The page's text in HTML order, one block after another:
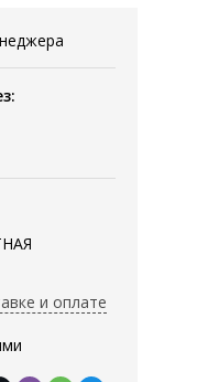
и оплате